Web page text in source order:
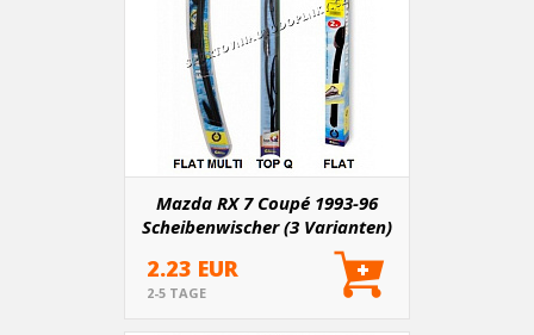
Mazda RX 7 Coupé 1993-96
Scheibenwischer (3 Varianten)
2.23 EUR
2-5 TAGE